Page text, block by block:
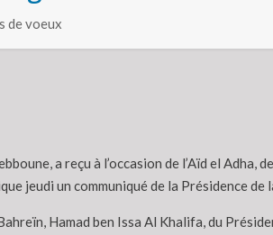
de voeux
a reçu à l’occasion de l’Aïd el Adha,
jeudi un communiqué de la Présidence de
Hamad ben Issa Al Khalifa, du